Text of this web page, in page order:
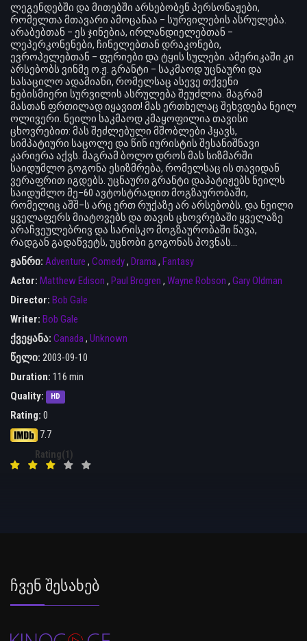
ლეგენდებში და მითებში არსებობენ პერსონაჟები,
რომელთა მთავარი ამოცანაა – სურვილების ასრულება.
არაბებთან – ეს ჯინებია, ირლანდიელებთან –
ლეპერკონენები, ჩინელებთან დრაკონები,
ევროპელებთან – ფერიები და ტყის სულები. ამერიკაში კი
არსებობს ვინმე ო.ჟ. გრანტი – საკმაოდ უცნაური და
სასაცილო ადამიანი, რომელსაც ასევე თქვენი
ნებისმიერი სურვილის ასრულება შეუძლია. მაგრამ
მასთან ფრთილად იყავით! მას ერთხელაც შეხვდება ნეილ
ოლივერი. ნეილი საკმაოდ კმაყოფილია თავისი
ცხოვრებით: მას შეძლებული მშობლები ჰყავს,
სიმპატიური საცოლე და წინ იურისტის შესანიშნავი
კარიერა აქვს. მაგრამ ბოლო დროს მას სიზმარში
საიდუმლო გოგონა ესიზმრება, რომელსაც ის თავიდან
ვერაფრით იგდებს. უცნაური გრანტი დაპატიჟებს ნეილს
საიდუმლო მე–60 ავტოსტრადით მოგზაურობაში,
რომელიც აშშ–ს არც ერთ რუქაზე არ არსებობს. და ნეილი
ყველაფერს მიატოვებს და თავის ცხოვრებაში ყველაზე
არაჩვეულებრივ და სარისკო მოგზაურობაში წავა,
რადგან გადაწვეტს, უცნობი გოგონას პოვნას…
ჟანრი: Adventure , Comedy, Drama , Fantasy
Actor: Matthew Edison , Paul Brogren , Wayne Robson , Gary Oldman
Director: Bob Gale
Writer: Bob Gale
ქვეყანა: Canada , Unknown
წელი: 2003-09-10
Duration: 116 min
Quality:
HD
Rating: 0
7.7
Rating(1)
Ჩვენ Შესახებ